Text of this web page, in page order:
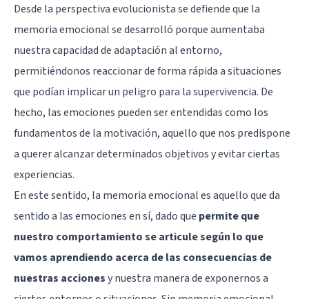
Desde la perspectiva evolucionista se defiende que la
memoria emocional se desarrolló porque aumentaba
nuestra capacidad de adaptación al entorno,
permitiéndonos reaccionar de forma rápida a situaciones
que podían implicar un peligro para la supervivencia. De
hecho, las emociones pueden ser entendidas como los
fundamentos de la motivación, aquello que nos predispone
a querer alcanzar determinados objetivos y evitar ciertas
experiencias.
En este sentido, la memoria emocional es aquello que da
sentido a las emociones en sí, dado que permite que
nuestro comportamiento se articule según lo que
vamos aprendiendo acerca de las consecuencias de
nuestras accionesy nuestra manera de exponernos a